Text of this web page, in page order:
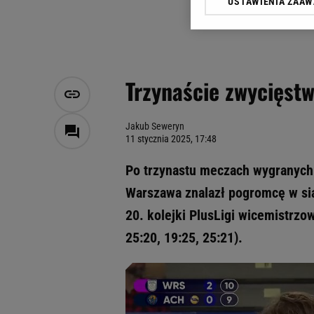
Trzynaście
Jakub Seweryn
11 stycznia 2025, 17:48
Po trzynastu meczach
Warszawa znalazł pogromcę w
20. kolejki PlusLigi
25:20, 19:25, 25:21).
Klikając „Akceptuję”
Zaufanych Partnerów i
My, nasi Zaufani
Użycie dokładnych
badnie odbiorców i